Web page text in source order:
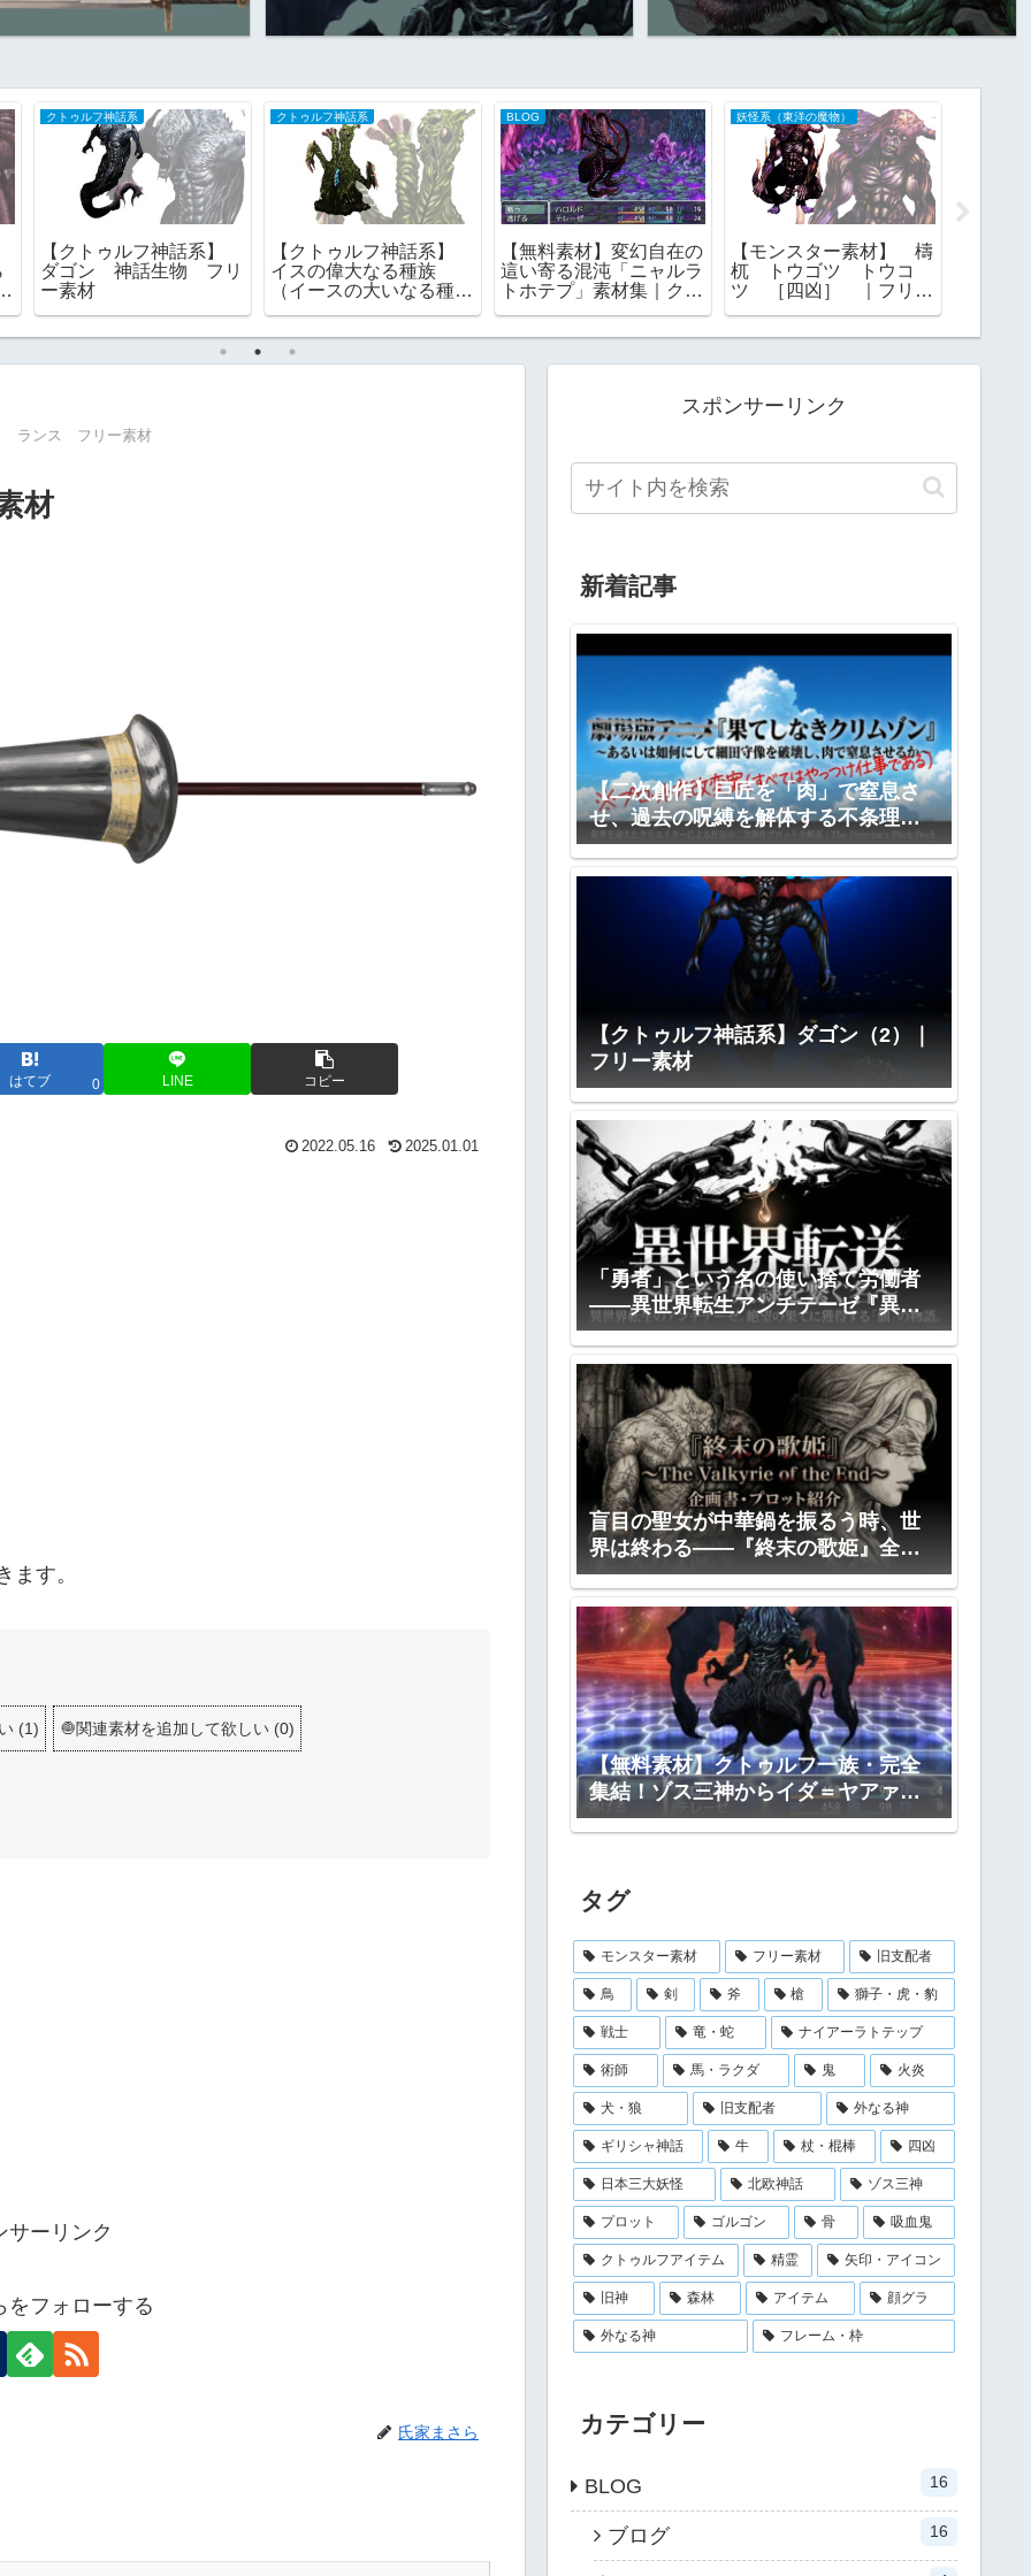
クトゥルフ神話系
【クトゥルフ神話系】
ダゴン 神話生物 フリ
ー素材
クトゥルフ神話系
【クトゥルフ神話系】
イスの偉大なる種族
（イースの大いなる種
BLOG
【無料素材】変幻自在の
這い寄る混沌「ニャルラ
トホテプ」素材集｜クト
妖怪系（東洋の魔物）
【モンスター素材】 檮
杌 トウゴツ トウコ
ツ ［四凶］ ｜フリー
ランス フリー素材
材
はてブ 0 LINE コピー
2022.05.16 2025.01.01
ます。
(1) 🧅関連素材を追加して欲しい (0)
サーリンク
をフォローする
氏家まさら
スポンサーリンク
新着記事
【二次創作】巨匠を「肉」で窒息さ
せ、過去の呪縛を解体する不条理劇
―『果てしなきクリムゾン』全プロ
ット公開
【クトゥルフ神話系】ダゴン（2）｜
フリー素材
「勇者」という名の使い捨て労働者
――異世界転生アンチテーゼ『異世
界転送』全プロット公開
盲目の聖女が中華鍋を振るう時、世
界は終わる――『終末の歌姫』全プ
ロット公開
【無料素材】クトゥルフ一族・完全
集結！ゾス三神からイダ＝ヤアァ、
インスマス面まで網羅｜RPGツクー
タグ
モンスター素材 フリー素材 旧支配者
鳥 剣 斧 槍 獅子・虎・豹
戦士 竜・蛇 ナイアーラトテップ
術師 馬・ラクダ 鬼 火炎
犬・狼 旧支配者 外なる神
ギリシャ神話 牛 杖・棍棒 四凶
日本三大妖怪 北欧神話 ゾス三神
プロット ゴルゴン 骨 吸血鬼
クトゥルフアイテム 精霊 矢印・アイコン
旧神 森林 アイテム 顔グラ
外なる神 フレーム・枠
カテゴリー
BLOG 16
ブログ 16